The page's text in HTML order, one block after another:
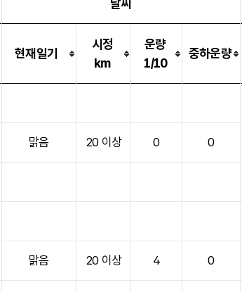
날씨
현재일기
시정
km
운량
1/10
중하운량
맑음 20 이상 0 0
맑음 20 이상 4 0